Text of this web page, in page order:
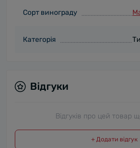
Сорт винограду
Категорія
Відгуки
Відгуків про цей товар
+ Додати відгук